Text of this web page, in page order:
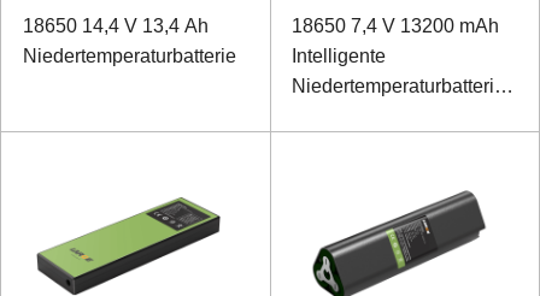
18650 14,4 V 13,4 Ah
Niedertemperaturbatterie
18650 7,4 V 13200 mAh
Intelligente
Niedertemperaturbatterie